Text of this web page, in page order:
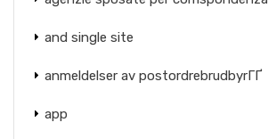
and single site
anmeldelser av postordrebrudbyrГҐ
app